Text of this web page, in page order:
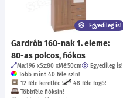
Egyedileg is!
Gardrób 160-nak 1. eleme:
80-as polcos, fiókos
Ma:196 Sz:80 Mé:50cm
Egyedileg is!
Több mint 40 féle szín!
12 féle keretléc !
48 féle fogó!
Többféle fióksín!